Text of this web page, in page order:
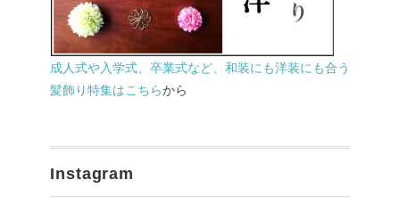
成人式や入学式、卒業式など、和装にも洋装にも合う
髪飾り特集はこちらから
Instagram